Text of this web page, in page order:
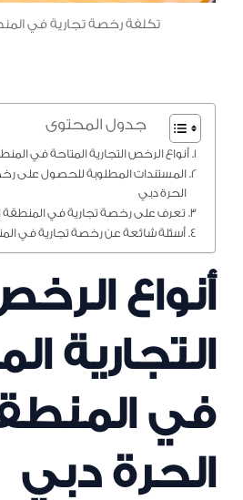
تكلفة رخصة تجارية في
جدول المحتوى
أنواع الرخص التجارية المتاحة في
المستندات المطلوبة للحصول على
الحرة دبي
تعرف على رخصة تجارية في المنطقة
أسئلة شائعة عن رخصة تجارية في
أنواع
التجارية
في
الحرة دبي